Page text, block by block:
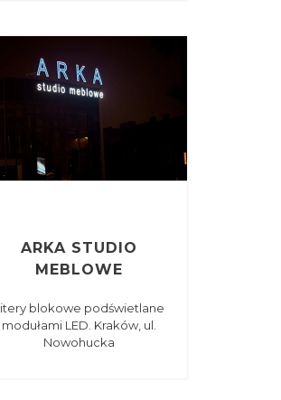
ARKA STUDIO
MEBLOWE
blokowe podświetlane
modułami LED. Kraków, ul.
Nowohucka